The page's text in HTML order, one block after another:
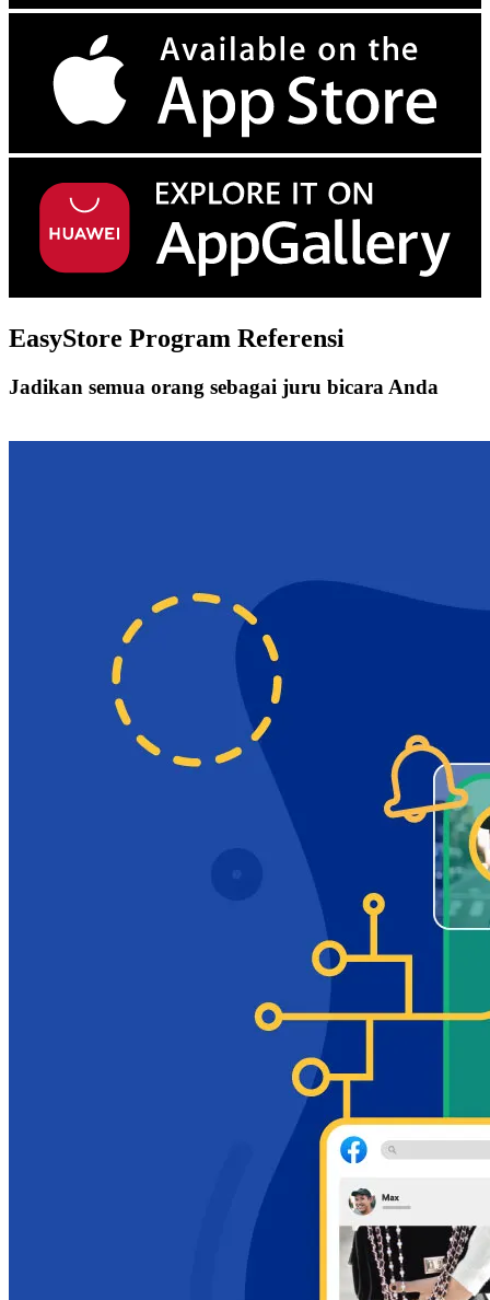
EasyStore Program Referensi
Jadikan semua orang sebagai juru bicara Anda